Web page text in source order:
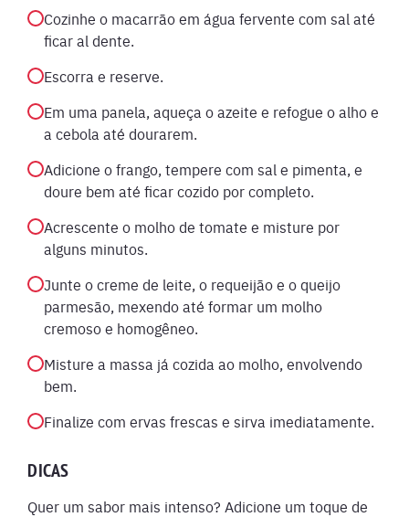
Cozinhe o macarrão em água fervente com sal até
ficar al dente.
Escorra e reserve.
Em uma panela, aqueça o azeite e refogue o alho e
a cebola até dourarem.
Adicione o frango, tempere com sal e pimenta, e
doure bem até ficar cozido por completo.
Acrescente o molho de tomate e misture por
alguns minutos.
Junte o creme de leite, o requeijão e o queijo
parmesão, mexendo até formar um molho
cremoso e homogêneo.
Misture a massa já cozida ao molho, envolvendo
bem.
Finalize com ervas frescas e sirva imediatamente.
DICAS
Quer um sabor mais intenso? Adicione um toque de